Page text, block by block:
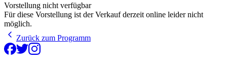
Vorstellung nicht verfügbar
Für diese Vorstellung ist der Verkauf derzeit online leider nicht
möglich.
Zurück zum Programm